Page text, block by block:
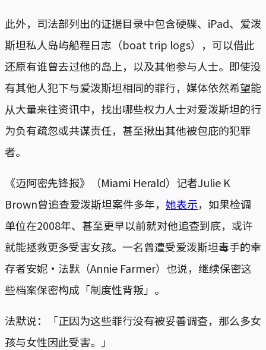
此外，司法部列出的证据目录中包含硬碟、iPad、爱泼
斯坦私人岛屿船程日志（boat trip logs），可以借此
还原有谁曾去过他的岛上，以及其他参与人士。即使没
有其他人犯下与爱泼斯坦相同的罪行，媒体依然希望能
从大量来往资讯中，找出哪些权力人士对爱泼斯坦的行
为负有疏忽或共谋责任，甚至揪出其他被包庇的犯罪
者。
《迈阿密先锋报》（Miami Herald）记者Julie K
Brown曾追查爱泼斯坦案件多年， 她表示，如果检调
单位在2008年、甚至更早以前就对他追查到底，或许
就能拯救更多受害女孩。一名曾遭受爱泼斯坦毒手的幸
存者安妮‧法默（Annie Farmer）也说，继续保密这
些档案保密构成「制度性背叛」。
法默说：「正因为这些罪行没有被妥善调查，那么多女
孩与女性因此受害。」